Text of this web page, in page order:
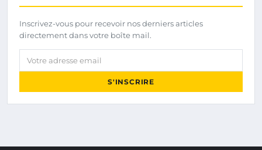
Inscrivez-vous pour recevoir nos derniers articles
directement dans votre boîte mail.
Votre adresse email
S'INSCRIRE